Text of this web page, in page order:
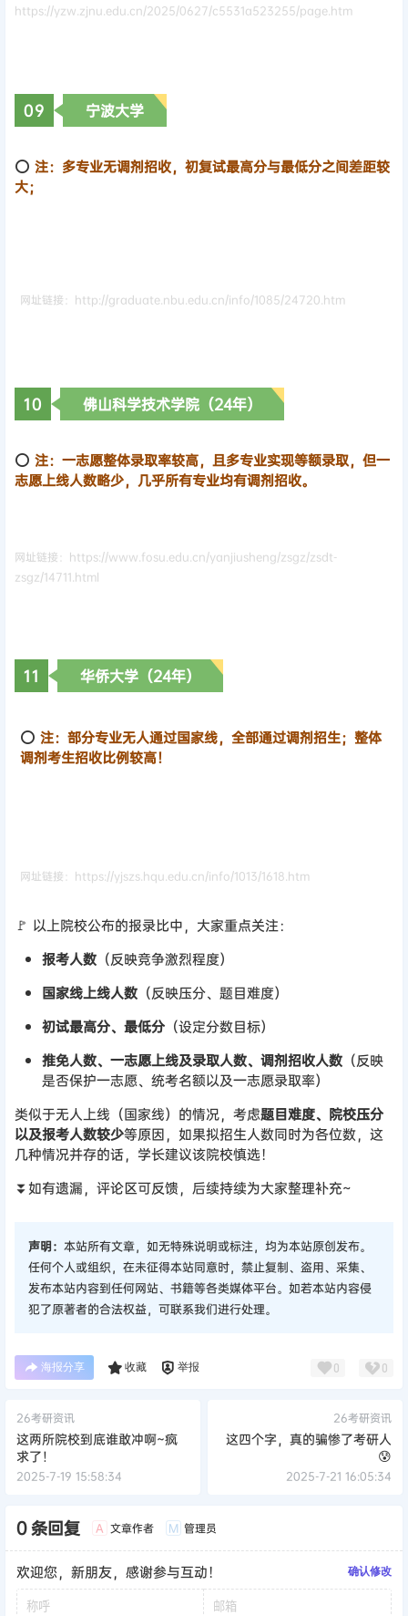
https://yzw.zjnu.edu.cn/2025/0627/c5531a523255/page.htm
09 宁波大学
⭕ 注：多专业无调剂招收，初复试最高分与最低分之间差距较
大；
网址链接：http://graduate.nbu.edu.cn/info/1085/24720.htm
10 佛山科学技术学院（24年）
⭕ 注：一志愿整体录取率较高，且多专业实现等额录取，但一
志愿上线人数略少，几乎所有专业均有调剂招收。
网址链接：https://www.fosu.edu.cn/yanjiusheng/zsgz/zsdt-
zsgz/14711.html
11 华侨大学（24年）
⭕ 注：部分专业无人通过国家线，全部通过调剂招生；整体
调剂考生招收比例较高！
网址链接：https://yjszs.hqu.edu.cn/info/1013/1618.htm
🚩 以上院校公布的报录比中，大家重点关注：
报考人数 （反映竞争激烈程度）
国家线上线人数 （反映压分、题目难度）
初试最高分、最低分 （设定分数目标）
推免人数、一志愿上线及录取人数、调剂招收人数 （反映
是否保护一志愿、统考名额以及一志愿录取率）
类似于无人上线（国家线）的情况，考虑题目难度、院校压分
以及报考人数较少等原因，如果拟招生人数同时为各位数，这
几种情况并存的话，学长建议该院校慎选！
⏬如有遗漏，评论区可反馈，后续持续为大家整理补充~
声明： 本站所有文章，如无特殊说明或标注，均为本站原创发布。
任何个人或组织，在未征得本站同意时，禁止复制、盗用、采集、
发布本站内容到任何网站、书籍等各类媒体平台。如若本站内容侵
犯了原著者的合法权益，可联系我们进行处理。
海报分享 收藏 举报 0 0
26考研资讯
这两所院校到底谁敢冲啊~疯
求了！
2025-7-19 15:58:34
26考研资讯
这四个字，真的骗惨了考研人
😰
2025-7-21 16:05:34
0 条回复 A 文章作者 M 管理员
欢迎您，新朋友，感谢参与互动！ 确认修改